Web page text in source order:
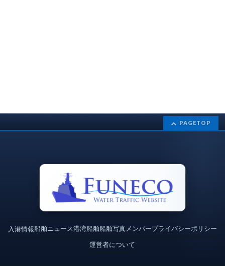
PAGETOP
入港情報船舶ニュース港湾船舶船舶写真メンバープライバシーポリシー
運営者について